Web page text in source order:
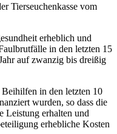
Tierseuchenkasse vom
erheblich und
in den letzten 15
auf zwanzig bis dreißig
Beihilfen in den letzten 10
wurden, so dass die
Leistung erhalten und
erhebliche Kosten